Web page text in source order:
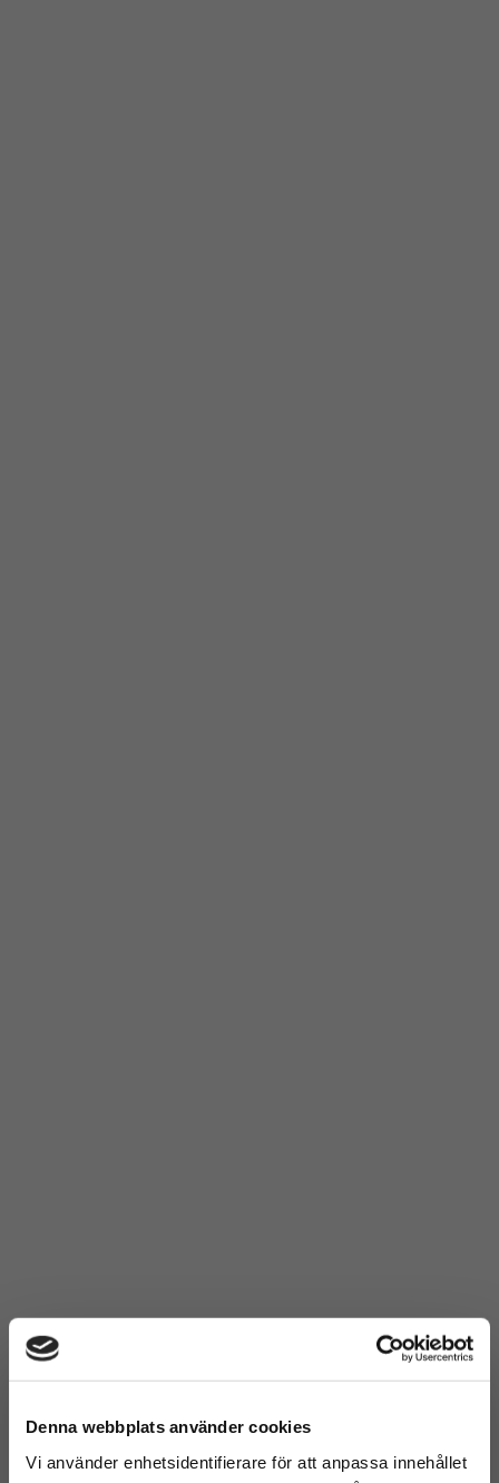
Denna webbplats använder cookies
Vi använder enhetsidentifierare för att anpassa innehållet